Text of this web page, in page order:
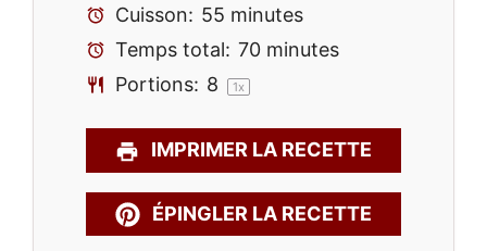
Cuisson: 55 minutes
Temps total: 70 minutes
Portions: 8 1x
IMPRIMER LA RECETTE
ÉPINGLER LA RECETTE